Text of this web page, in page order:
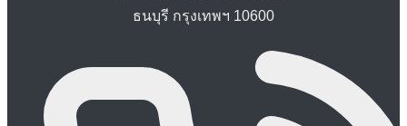
ธนบุรี กรุงเทพฯ 10600